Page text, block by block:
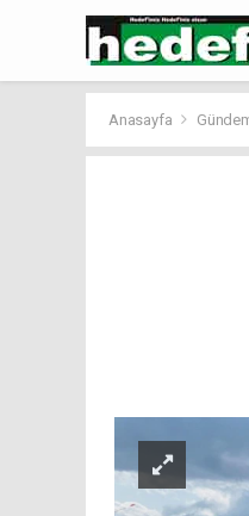
Anasayfa